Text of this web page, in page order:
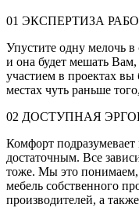
01 ЭКСПЕРТИЗА
Упустите одну мелочь в
и она будет мешать
участием в проектах вы
местах чуть раньше
02 ДОСТУПНАЯ
Комфорт
достаточным. Все
тоже. Мы это
мебель собственного
производителей, а